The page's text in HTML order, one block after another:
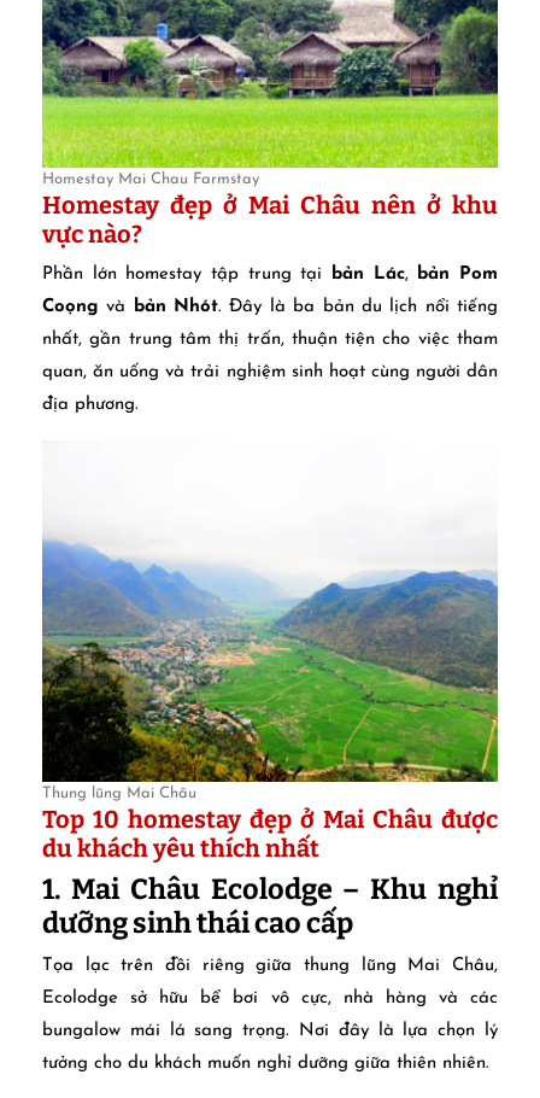
Homestay Mai Chau Farmstay
Homestay đẹp ở Mai Châu nên ở khu
vực nào?
Phần lớn homestay tập trung tại bản Lác,
bản Pom
Coọng và bản Nhót. Đây là ba bản du lịch nổi tiếng
nhất, gần trung tâm thị trấn, thuận tiện cho việc tham
quan, ăn uống và trải nghiệm sinh hoạt cùng người dân
địa phương.
Thung lũng Mai Châu
Top 10 homestay đẹp ở Mai Châu được
du khách yêu thích nhất
1. Mai Châu Ecolodge – Khu nghỉ
dưỡng sinh thái cao cấp
Tọa lạc trên đồi riêng giữa thung lũng Mai Châu,
Ecolodge sở hữu bể bơi vô cực, nhà hàng và các
bungalow mái lá sang trọng. Nơi đây là lựa chọn lý
tưởng cho du khách muốn nghỉ dưỡng giữa thiên nhiên.